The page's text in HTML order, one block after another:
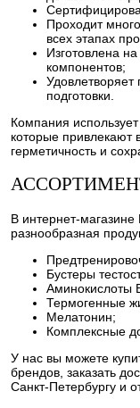
Проходит
всех этапах
Изготовлена
компонентов;
Удовлетворяет
подготовки.
Компания
которые привлекают
герметичность и
В интернет-
разнообразная
Бустеры
Аминокислоты
Термогенные
Мелатонин;
Комплексные
У нас вы можете
брендов, заказать
Санкт-Петербургу и